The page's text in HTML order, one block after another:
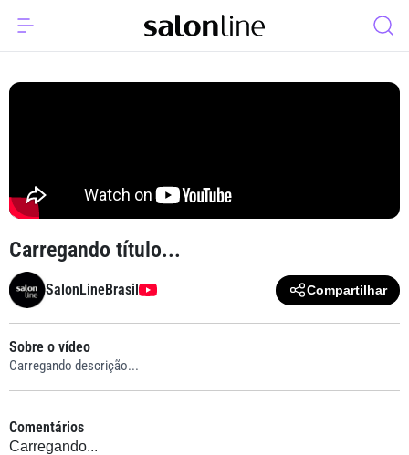
Carregando título...
SalonLineBrasil Compartilhar
Sobre o vídeo
Carregando descrição...
Comentários
Carregando...